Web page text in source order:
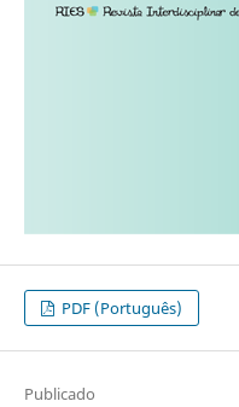
PDF (Português)
Publicado